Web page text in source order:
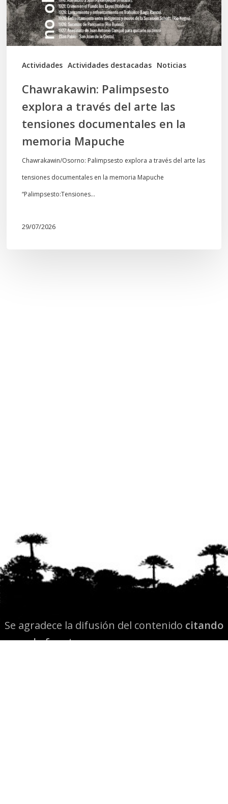
Actividades Actividades destacadas Noticias
arte
las
tensiones
documentales
memoria
Mapuche
Chawrakawin: Palimpsesto
explora a través del arte las
tensiones documentales en la
memoria Mapuche
Chawrakawin/Osorno: Palimpsesto explora a través del arte las
tensiones documentales en la memoria Mapuche
“Palimpsesto:Tensiones…
29/07/2026
Se agradece la difusión del contenido citando
la fuente www.mapuexpress.org